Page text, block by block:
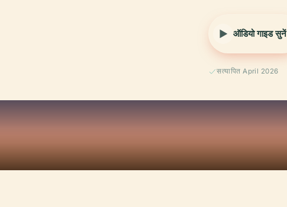
ऑडियो गाइड सुनें
सत्यापित April 2026